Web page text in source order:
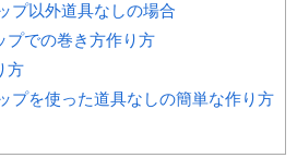
プ以外道具なしの場合
プでの巻き方作り方
方
プを使った道具なしの簡単な作り方